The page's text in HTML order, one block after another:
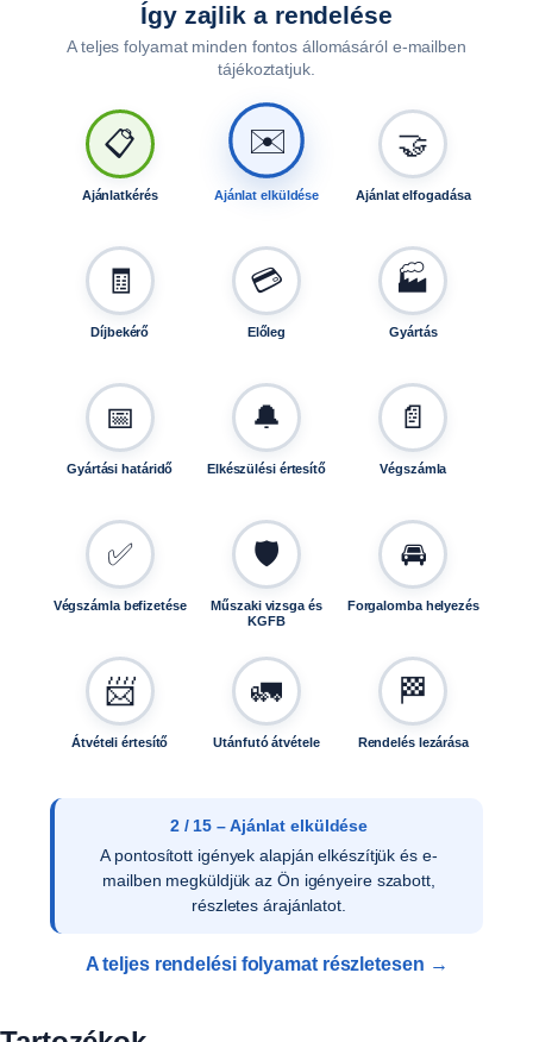
Így zajlik a rendelése
A teljes folyamat minden fontos állomásáról e-mailben
tájékoztatjuk.
📋
Ajánlatkérés
✉️
Ajánlat elküldése
🤝
Ajánlat elfogadása
🧾
Díjbekérő
💳
Előleg
🏭
Gyártás
📅
Gyártási határidő
🔔
Elkészülési értesítő
📄
Végszámla
✅
Végszámla befizetése
🛡️
Műszaki vizsga és
KGFB
🚘
Forgalomba helyezés
📨
Átvételi értesítő
🚛
Utánfutó átvétele
🏁
Rendelés lezárása
3 / 15 – Ajánlat elfogadása
Az ajánlat írásos elfogadását követően ellenőrizzük
a vevői adatokat, és rendelését rögzítjük
rendszerünkben.
A teljes rendelési folyamat részletesen →